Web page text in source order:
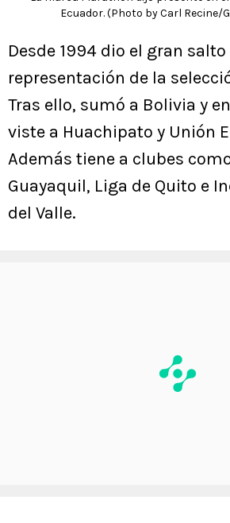
Ecuador. (Photo by Carl Recine/
Desde 1994 dio el gran
representación de la
Tras ello, sumó a Bolivia y
viste a Huachipato y Unión
Además tiene a clubes
Guayaquil, Liga de Quito e
del Valle.